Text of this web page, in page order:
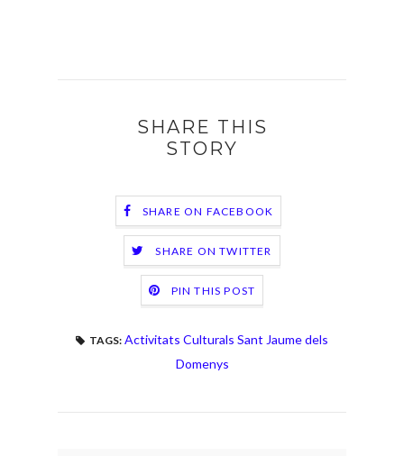
SHARE THIS
STORY
SHARE ON FACEBOOK
SHARE ON TWITTER
PIN THIS POST
TAGS: Activitats Culturals Sant Jaume dels
Domenys